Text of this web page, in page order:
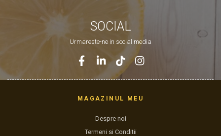
SOCIAL
Urmareste-ne in social media
MAGAZINUL MEU
Despre noi
Termeni si Conditii